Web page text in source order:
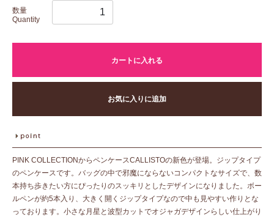
数量
Quantity
カートに入れる
お気に入りに追加
PINK COLLECTIONからペンケースCALLISTOの新色が登場。ジップタイプ
のペンケースです。バッグの中で邪魔にならないコンパクトなサイズで、数
本持ち歩きたい方にぴったりのスッキリとしたデザインになりました。ボー
ルペンが約5本入り、大きく開くジップタイプなので中も見やすい作りとな
っております。小さな月星と波型カットでオジャガデザインらしい仕上がり